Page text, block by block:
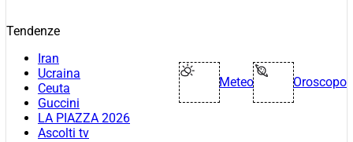
Tendenze
Iran
Ucraina
Ceuta
Guccini
LA PIAZZA 2026
Ascolti tv
Meteo Oroscopo